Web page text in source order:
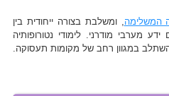
המשלימה, ומשלבת בצורה ייחודית בין
מערבי מודרני. לימודי נטורופותיה
במגוון רחב של מקומות תעסוקה.